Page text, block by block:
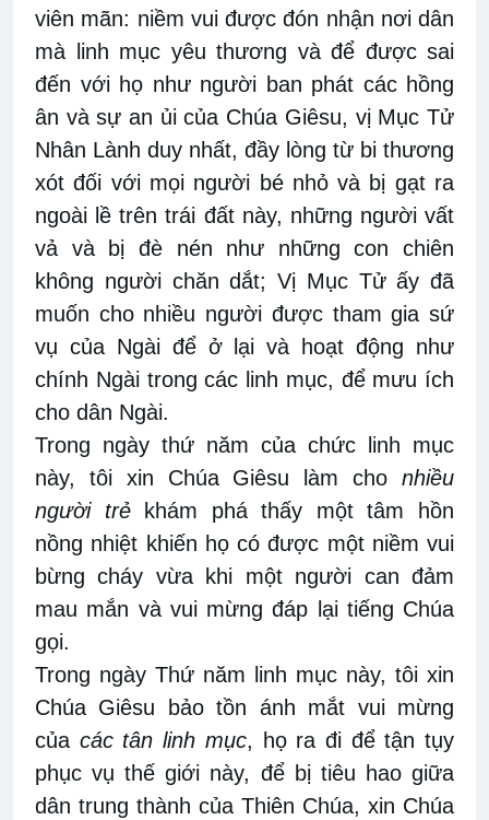
viên mãn: niềm vui được đón nhận nơi dân
mà linh mục yêu thương và để được sai
đến với họ như người ban phát các hồng
ân và sự an ủi của Chúa Giêsu, vị Mục Tử
Nhân Lành duy nhất, đầy lòng từ bi thương
xót đối với mọi người bé nhỏ và bị gạt ra
ngoài lề trên trái đất này, những người vất
vả và bị đè nén như những con chiên
không người chăn dắt; Vị Mục Tử ấy đã
muốn cho nhiều người được tham gia sứ
vụ của Ngài để ở lại và hoạt động như
chính Ngài trong các linh mục, để mưu ích
cho dân Ngài.
Trong ngày thứ năm của chức linh mục
này, tôi xin Chúa Giêsu làm cho nhiều
người trẻkhám phá thấy một tâm hồn
nồng nhiệt khiến họ có được một niềm vui
bừng cháy vừa khi một người can đảm
mau mắn và vui mừng đáp lại tiếng Chúa
gọi.
Trong ngày Thứ năm linh mục này, tôi xin
Chúa Giêsu bảo tồn ánh mắt vui mừng
của các tân linh mục, họ ra đi để tận tụy
phục vụ thế giới này, để bị tiêu hao giữa
dân trung thành của Thiên Chúa, xin Chúa